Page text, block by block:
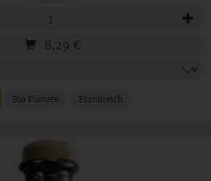
8,29 €
Bio Planete Frankreich